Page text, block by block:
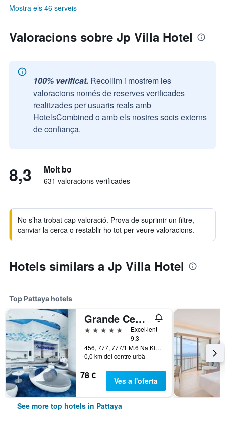
Mostra els 46 serveis
Valoracions sobre Jp Villa Hotel
100% verificat. Recollim i mostrem les
valoracions només de reserves verificades
realitzades per usuaris reals amb
HotelsCombined o amb els nostres socis externs
de confiança.
8,3 Molt bo
631 valoracions verificades
No s’ha trobat cap valoració. Prova de suprimir un filtre,
canviar la cerca o restablir-ho tot per veure valoracions.
Hotels similars a Jp Villa Hotel
Top Pattaya hotels
Grande Centre Point Pattaya
5 estrelles
Excel·lent
9,3
456, 777, 777/1 M.6 Na Kluea, Pattaya, Tailàndia
0,0 km del centre urbà
78 € Ves a l'oferta
See more top hotels in Pattaya